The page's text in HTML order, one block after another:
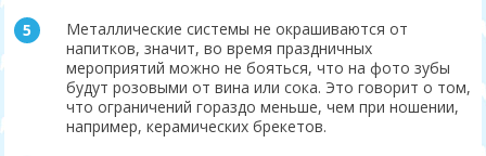
Металлические системы не окрашиваются от
напитков, значит, во время праздничных
мероприятий можно не бояться, что на фото зубы
будут розовыми от вина или сока. Это говорит о том,
что ограничений гораздо меньше, чем при ношении,
например, керамических брекетов.